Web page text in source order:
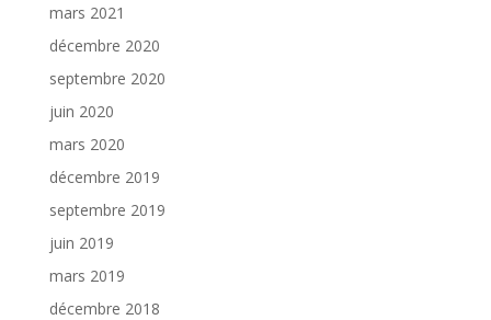
mars 2021
décembre 2020
septembre 2020
juin 2020
mars 2020
décembre 2019
septembre 2019
juin 2019
mars 2019
décembre 2018